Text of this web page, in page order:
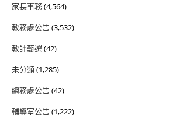
家長事務(4,564)
教務處公告(3,532)
教師甄選(42)
未分類(1,285)
總務處公告(42)
輔導室公告(1,222)